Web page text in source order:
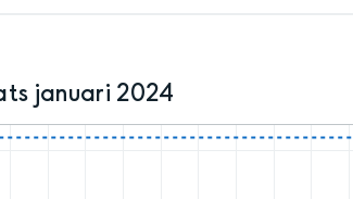
januari 2024